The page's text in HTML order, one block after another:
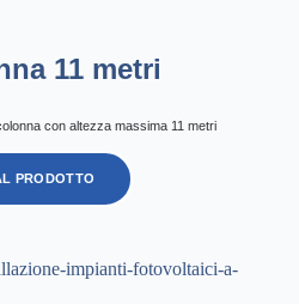
11 metri
con altezza massima 11 metri
PRODOTTO